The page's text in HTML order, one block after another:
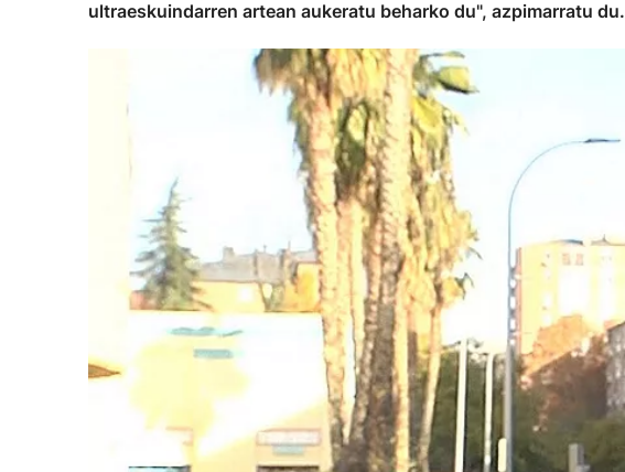
ultraeskuindarren artean aukeratu beharko du", azpimarratu du.